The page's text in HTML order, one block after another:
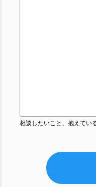
相談したいこと、抱えてい